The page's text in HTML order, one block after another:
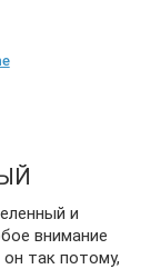
и
внимание
так потому,